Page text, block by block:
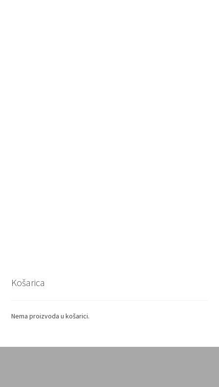
Košarica
Nema proizvoda u košarici.